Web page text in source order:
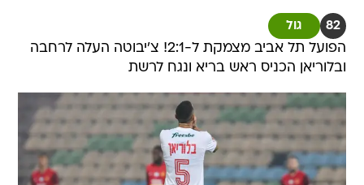
82 גול
הפועל תל אביב מצמקת ל-2:1! צ'יבוטה העלה לרחבה
ובלוריאן הכניס ראש בריא ונגח לרשת